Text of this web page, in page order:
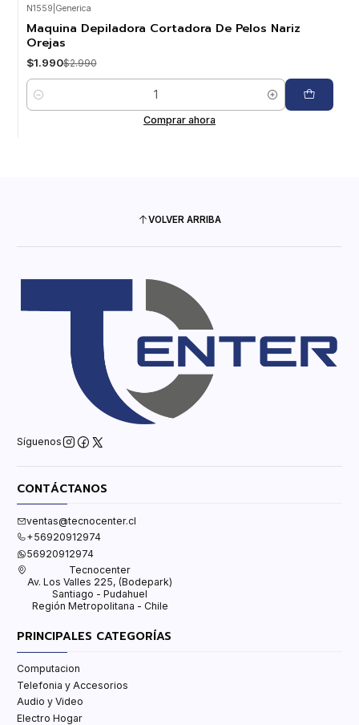
N1559 Generica
Maquina Depiladora Cortadora De Pelos Nariz
Orejas
$1.990$2.990
Cantidad
Comprar ahora
VOLVER ARRIBA
Síguenos
CONTÁCTANOS
ventas@tecnocenter.cl
+56920912974
56920912974
Tecnocenter
Av. Los Valles 225, (Bodepark)
Santiago - Pudahuel
Región Metropolitana - Chile
PRINCIPALES CATEGORÍAS
Computacion
Telefonia y Accesorios
Audio y Video
Electro Hogar